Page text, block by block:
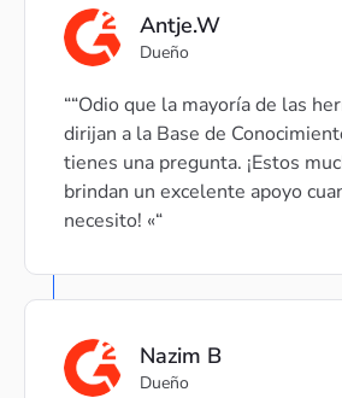
Antje.W
Dueño
“Odio que la mayoría de las
dirijan a la Base de
tienes una pregunta. ¡Estos
brindan un excelente apoyo
necesito! «
Nazim B
Dueño